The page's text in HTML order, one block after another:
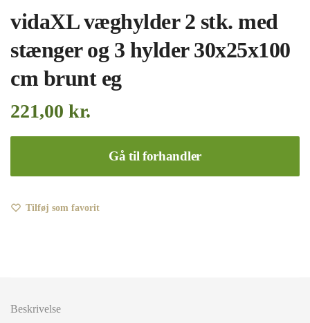
vidaXL væghylder 2 stk. med
stænger og 3 hylder 30x25x100
cm brunt eg
221,00 kr.
Gå til forhandler
Tilføj som favorit
Beskrivelse